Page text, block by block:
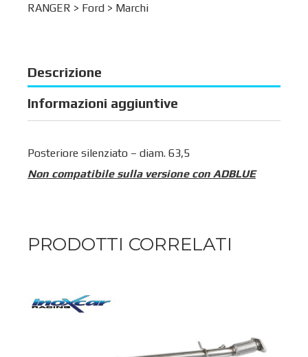
RANGER > Ford > Marchi
Descrizione
Informazioni aggiuntive
Posteriore silenziato – diam. 63,5
Non compatibile sulla versione con ADBLUE
PRODOTTI CORRELATI